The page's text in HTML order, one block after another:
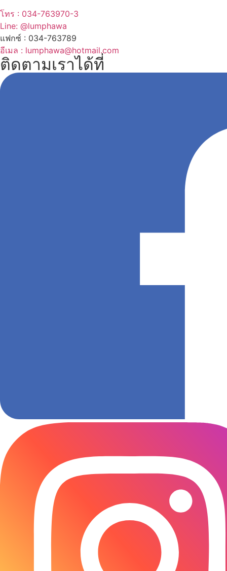
โทร : 034-763970-3
Line: @lumphawa
แฟกซ์ : 034-763789
อีเมล : lumphawa@hotmail.com
ติดตามเราได้ที่